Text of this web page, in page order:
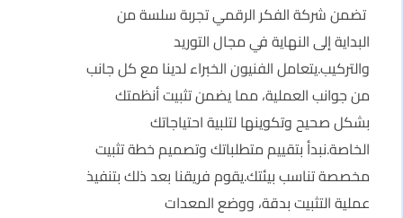
تضمن شركة الفكر الرقمي تجربة سلسة من
البداية إلى النهاية في مجال التوريد
والتركيب.يتعامل الفنيون الخبراء لدينا مع كل جانب
من جوانب العملية، مما يضمن تثبيت أنظمتك
بشكل صحيح وتكوينها لتلبية احتياجاتك
الخاصة.نبدأ بتقييم متطلباتك وتصميم خطة تثبيت
مخصصة تناسب بيئتك.يقوم فريقنا بعد ذلك بتنفيذ
عملية التثبيت بدقة، ووضع المعدات